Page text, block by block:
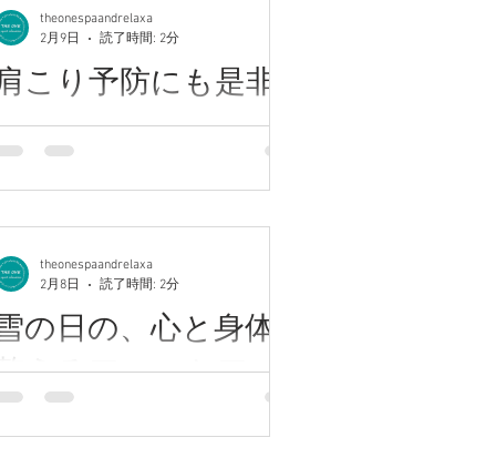
感覚に。 リラクゼーションとしての
地よさはもちろん、慢性的な肩こ
・首こり、日々の疲労ケアや体調管
としてもおすすめの組み合わせで
アロマリンパマッサージを組み合わ
を感じやすくなる季節でもありま
。 そんな時こそ、アロマリンパで巡
を整えるケアがおすすめ。 香りに包
れながらリンパを流すことで体の緊
がゆるみ、心までふっと軽くなりま
。 忙しい毎日の中で後回しになりが
褒美にも。 バレンタインは、癒しを
る日。 誰かのためにも、自分のため
も。 今週末はペア施術が可能なお時
枠に空きがあります！ アロマリンパ
、心ほどける週末を過ごしてみませ
か。 ★★★★ブログ担当 高橋
〈探していたのはこの贅沢〉
均一価格◎ 川崎西口徒歩7分.尻手
分バス停目の前 ★★★★★★★★★★
っと予定が合い、2月に川崎大師へ年
けのお参りに行ってきました。 1月の
わいが落ち着いた時期だったことも
り、境内はとても静かで、 自然と呼
が深くなるような心地よい時間に。
。残念ながら唐揚げは売り切れ。 し
し鍋焼きうどんがとても美味しく と
も寒い日だったので、温かい食事で
体がしっかり温まりました。 帰り道
は「甘い和」さんのとろあま大学芋
。 1日20食限定の一品がちょうど残
こり予防にも是非♪
崎アロマ高評価サロン♪【完全個室】
スタムメイドメニュー充実☆全ての
均一価格◎ 川崎西口徒歩7分.尻手
で起こりやすい肩こり。 つらくなる
の「予防ケア」として、アロマリン
がおすすめです。 アロマオイルを使
たリンパトリートメントは、 筋肉の
張をやわらげながら血行を促進し、
廃物の排出をサポート。肩まわりが
theonespaandrelaxa
2月9日
読了時間: 2分
の日の、心と身体を
えるアロマケア
theonespaandrelaxa
2月8日
読了時間: 2分